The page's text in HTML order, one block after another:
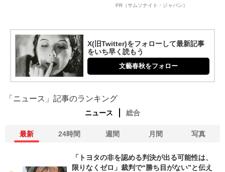
PR（サムソナイト・ジャパン）
X(旧Twitter)をフォローして最新記事
をいち早く読もう
文藝春秋をフォロー
「ニュース」記事のランキング
ニュース 総合
最新 24時間 週間 月間 写真
「トヨタの非を認める判決が出る可能性は、
限りなくゼロ」裁判で“勝ち目がない”と伝え